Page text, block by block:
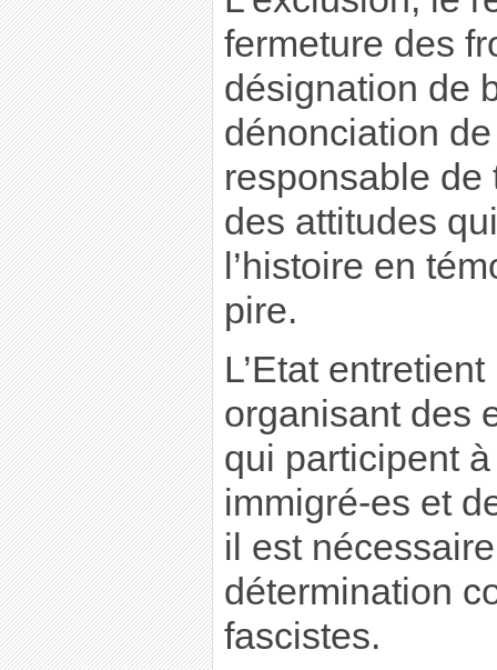
fermeture des
désignation de
dénonciation
responsable de
des attitudes
l’histoire en
pire.
L’Etat
organisant des
qui participent
immigré-es et
il est
détermination
fascistes.